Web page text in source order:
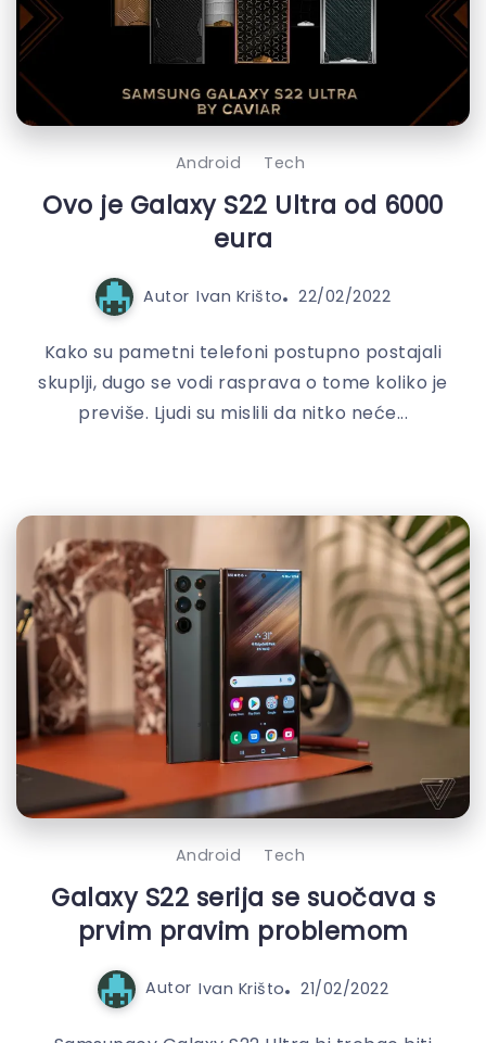
Android Tech
Ovo je Galaxy S22 Ultra od 6000
eura
Autor Ivan Krišto 22/02/2022
Kako su pametni telefoni postupno postajali
skuplji, dugo se vodi rasprava o tome koliko je
previše. Ljudi su mislili da nitko neće...
Android Tech
Galaxy S22 serija se suočava s
prvim pravim problemom
Autor Ivan Krišto 21/02/2022